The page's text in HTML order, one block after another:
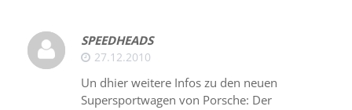
SPEEDHEADS
27.12.2010
Un dhier weitere Infos zu den neuen
Supersportwagen von Porsche: Der